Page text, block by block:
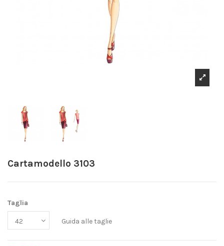
Cartamodello 3103
Taglia
Guida alle taglie